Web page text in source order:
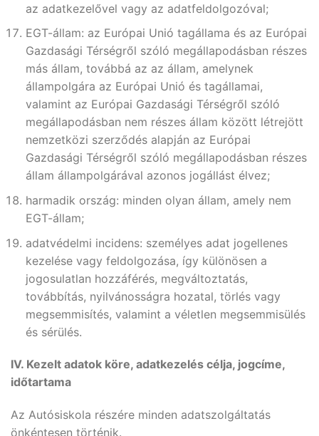
az adatkezelővel vagy az adatfeldolgozóval;
EGT-állam: az Európai Unió tagállama és az Európai
Gazdasági Térségről szóló megállapodásban részes
más állam, továbbá az az állam, amelynek
állampolgára az Európai Unió és tagállamai,
valamint az Európai Gazdasági Térségről szóló
megállapodásban nem részes állam között létrejött
nemzetközi szerződés alapján az Európai
Gazdasági Térségről szóló megállapodásban részes
állam állampolgárával azonos jogállást élvez;
harmadik ország: minden olyan állam, amely nem
EGT-állam;
adatvédelmi incidens: személyes adat jogellenes
kezelése vagy feldolgozása, így különösen a
jogosulatlan hozzáférés, megváltoztatás,
továbbítás, nyilvánosságra hozatal, törlés vagy
megsemmisítés, valamint a véletlen megsemmisülés
és sérülés.
IV. Kezelt adatok köre, adatkezelés célja, jogcíme,
időtartama
Az Autósiskola részére minden adatszolgáltatás
önkéntesen történik.